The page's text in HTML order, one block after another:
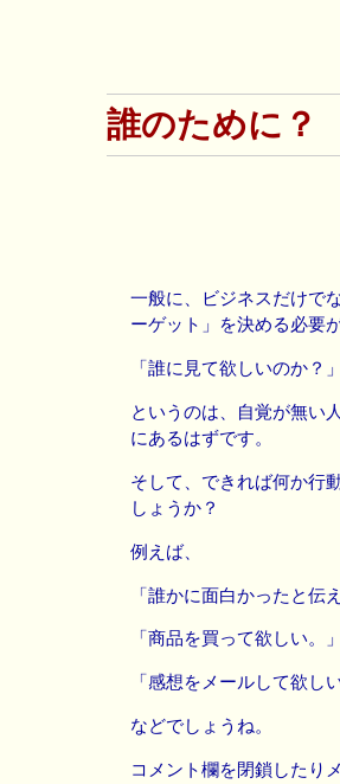
誰のために？
一般に、ビジネスだけで
ーゲット」を決める必要
「誰に見て欲しいのか？」
というのは、自覚が無い
にあるはずです。
そして、できれば何か行
しょうか？
例えば、
「誰かに面白かったと伝
「商品を買って欲しい。」
「感想をメールして欲し
などでしょうね。
コメント欄を閉鎖したり